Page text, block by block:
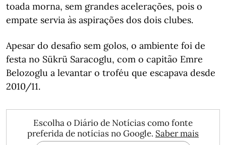
toada morna, sem grandes acelerações, pois o
empate servia às aspirações dos dois clubes.
Apesar do desafio sem golos, o ambiente foi de
festa no Sükrü Saracoglu, com o capitão Emre
Belozoglu a levantar o troféu que escapava desde
2010/11.
Escolha o Diário de Notícias como fonte
preferida de notícias no Google. Saber mais